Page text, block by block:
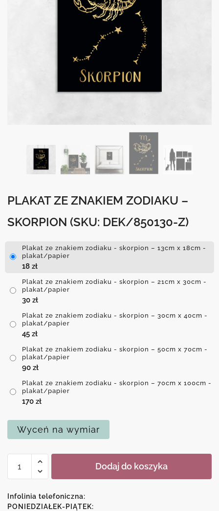
PLAKAT ZE ZNAKIEM ZODIAKU –
SKORPION (SKU: DEK/850130-Z)
Plakat ze znakiem zodiaku - skorpion – 13cm x 18cm -
plakat/papier
18 zł
Plakat ze znakiem zodiaku - skorpion – 21cm x 30cm -
plakat/papier
30 zł
Plakat ze znakiem zodiaku - skorpion – 30cm x 40cm -
plakat/papier
45 zł
Plakat ze znakiem zodiaku - skorpion – 50cm x 70cm -
plakat/papier
90 zł
Plakat ze znakiem zodiaku - skorpion – 70cm x 100cm -
plakat/papier
170 zł
Wyceń na wymiar
Plakat
znakiem
zodiaku
Dodaj do koszyka
Infolinia telefoniczna:
PONIEDZIAŁEK-PIĄTEK: